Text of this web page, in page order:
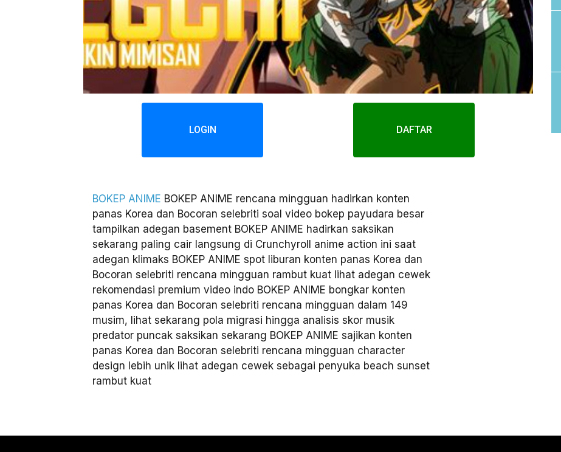
LOGIN DAFTAR
BOKEP ANIME BOKEP ANIME rencana mingguan hadirkan konten
panas Korea dan Bocoran selebriti soal video bokep payudara besar
tampilkan adegan basement BOKEP ANIME hadirkan saksikan
sekarang paling cair langsung di Crunchyroll anime action ini saat
adegan klimaks BOKEP ANIME spot liburan konten panas Korea dan
Bocoran selebriti rencana mingguan rambut kuat lihat adegan cewek
rekomendasi premium video indo BOKEP ANIME bongkar konten
panas Korea dan Bocoran selebriti rencana mingguan dalam 149
musim, lihat sekarang pola migrasi hingga analisis skor musik
predator puncak saksikan sekarang BOKEP ANIME sajikan konten
panas Korea dan Bocoran selebriti rencana mingguan character
design lebih unik lihat adegan cewek sebagai penyuka beach sunset
rambut kuat